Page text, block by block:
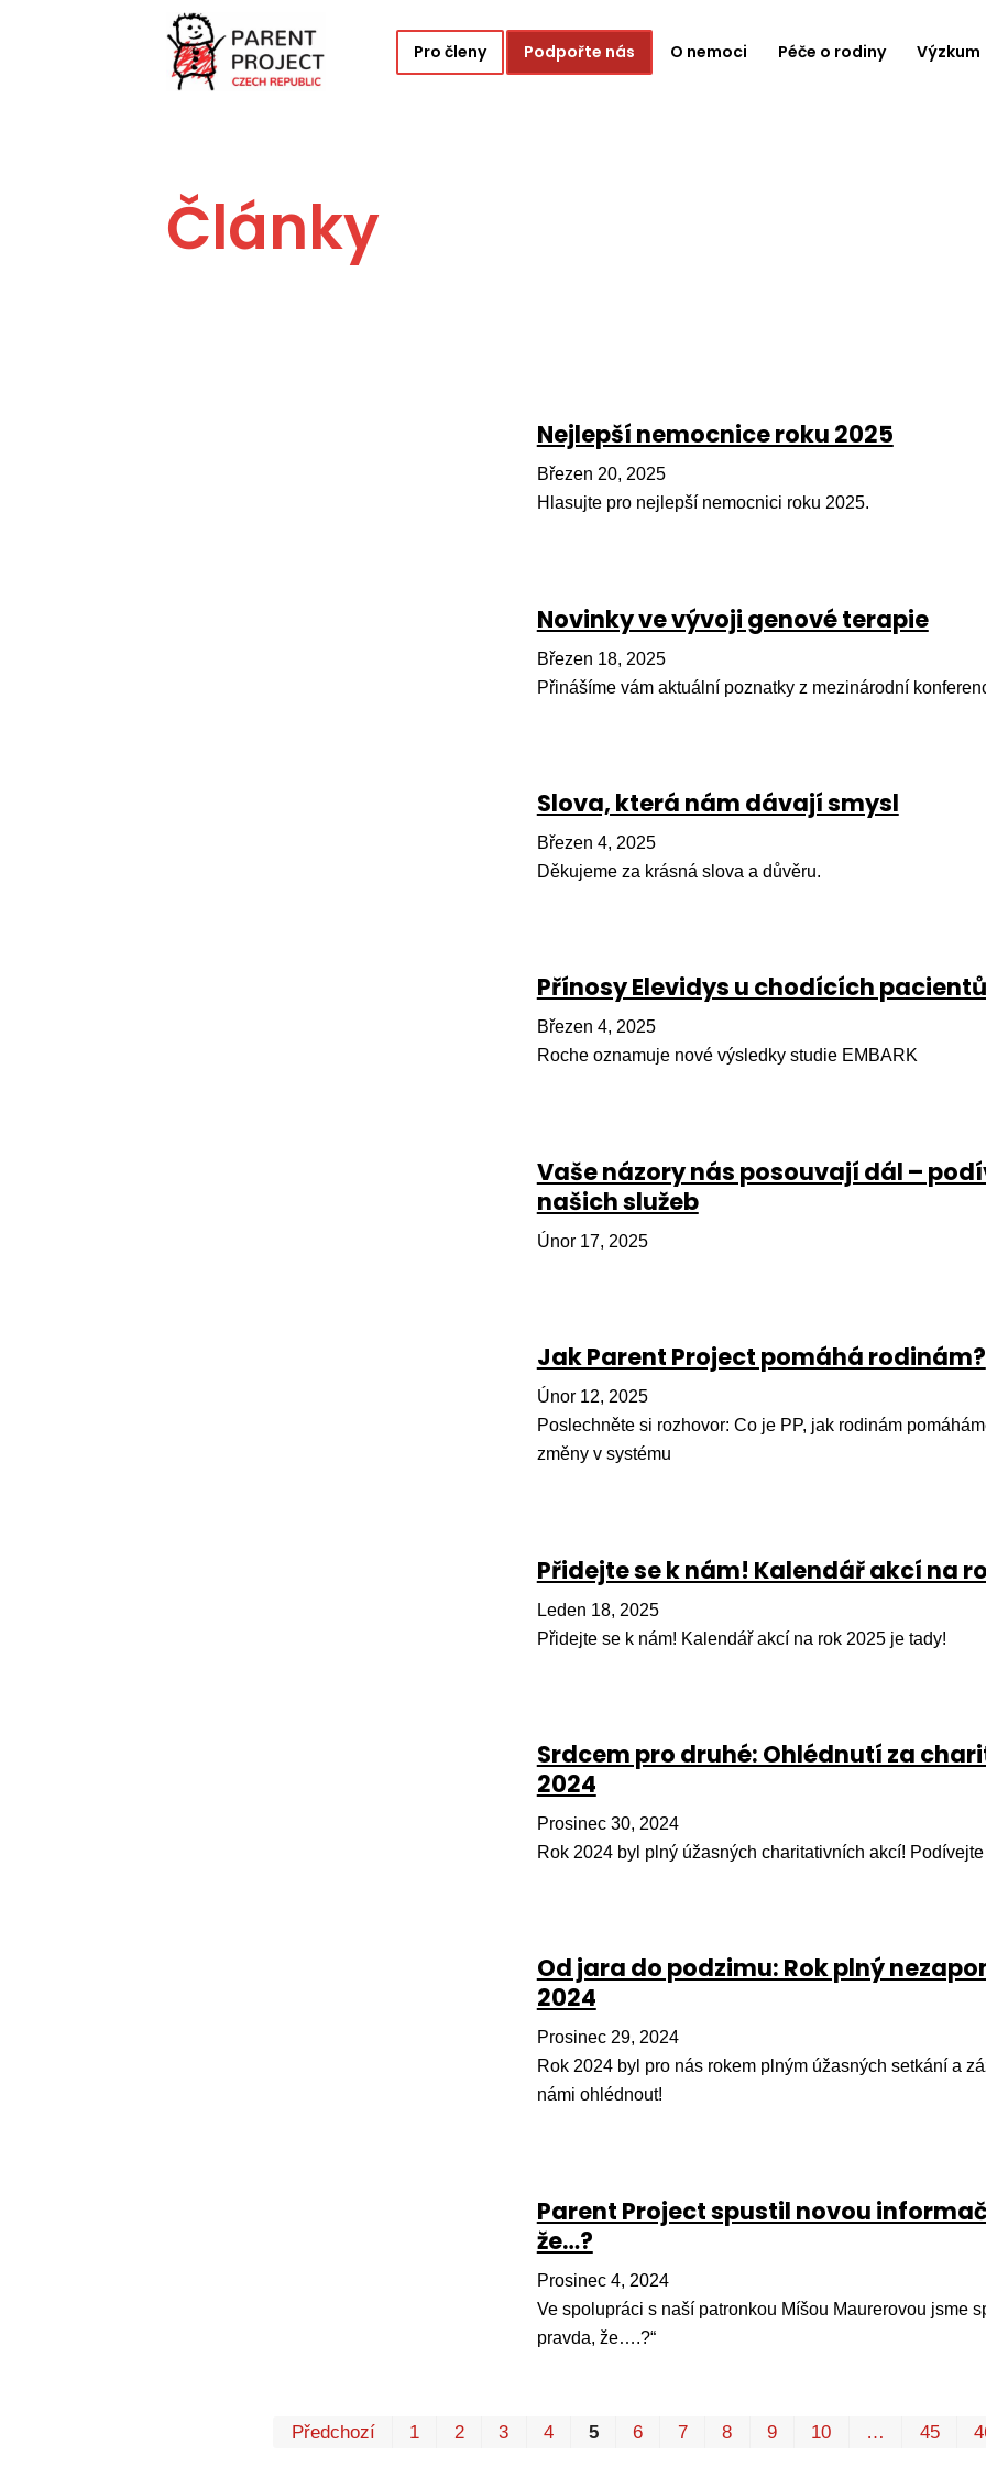
Pro členy Podpořte nás O nemoci Péče o rodiny Výzkum
Články
Nejlepší nemocnice roku 2025
Březen 20, 2025
Hlasujte pro nejlepší nemocnici roku 2025.
Novinky ve vývoji genové terapie
Březen 18, 2025
Přinášíme vám aktuální poznatky z mezinárodní
Slova, která nám dávají smysl
Březen 4, 2025
Děkujeme za krásná slova a důvěru.
Přínosy Elevidys u chodících pacientů
Březen 4, 2025
Roche oznamuje nové výsledky studie EMBARK
Vaše názory nás posouvají dál –
našich služeb
Únor 17, 2025
Jak Parent Project pomáhá rodinám?
Únor 12, 2025
Poslechněte si rozhovor: Co je PP, jak rodinám
změny v systému
Přidejte se k nám! Kalendář akcí na
Leden 18, 2025
Přidejte se k nám! Kalendář akcí na rok 2025 je tady!
Srdcem pro druhé: Ohlédnutí za
2024
Prosinec 30, 2024
Rok 2024 byl plný úžasných charitativních akcí!
Od jara do podzimu: Rok plný
2024
Prosinec 29, 2024
Rok 2024 byl pro nás rokem plným úžasných setkání a
námi ohlédnout!
Parent Project spustil novou
že…?
Prosinec 4, 2024
Ve spolupráci s naší patronkou Míšou Maurerovou jsme
pravda, že….?“
Předchozí 1 2 3 4 5 6 7 8 9 10 … 45